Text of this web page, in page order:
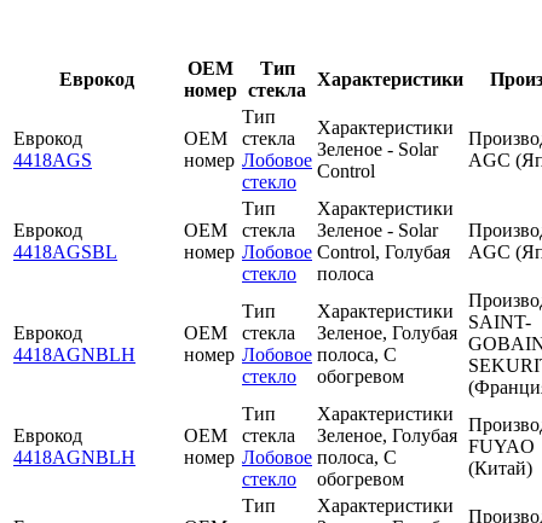
Еврокод
OEM
номер
Тип
стекла
Характеристики
Еврокод
4418AGS
OEM
номер
Тип
стекла
Лобовое
стекло
Характеристики
Зеленое - Solar
Control
AGC
Еврокод
4418AGSBL
OEM
номер
Тип
стекла
Лобовое
стекло
Характеристики
Зеленое - Solar
Control, Голубая
полоса
AGC
Еврокод
4418AGNBLH
OEM
номер
Тип
стекла
Лобовое
стекло
Характеристики
Зеленое, Голубая
полоса, С
обогревом
SAINT-
Еврокод
4418AGNBLH
OEM
номер
Тип
стекла
Лобовое
стекло
Характеристики
Зеленое, Голубая
полоса, С
обогревом
FUYAO
(Китай)
Тип
Характеристики